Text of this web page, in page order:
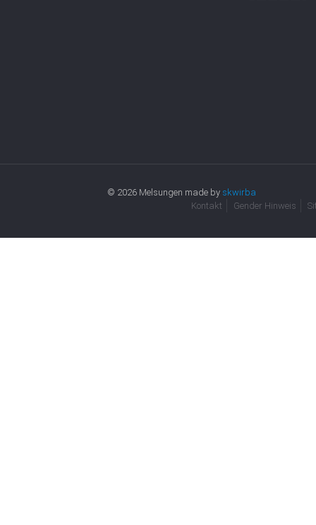
© 2026 Melsungen made by skwirba
Kontakt
Gender Hinweis